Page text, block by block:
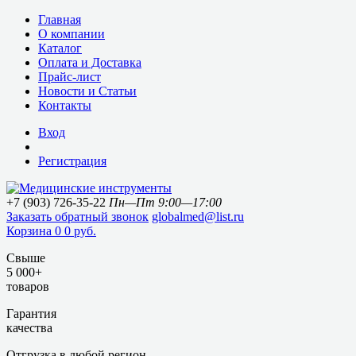
Главная
О компании
Каталог
Оплата и Доставка
Прайс-лист
Новости и Статьи
Контакты
Вход
Регистрация
+7 (903) 726-35-22 Пн—Пт 9:00—17:00
Заказать обратный звонок globalmed@list.ru
Корзина 0 0 руб.
Свыше
5 000+
товаров
Гарантия
качества